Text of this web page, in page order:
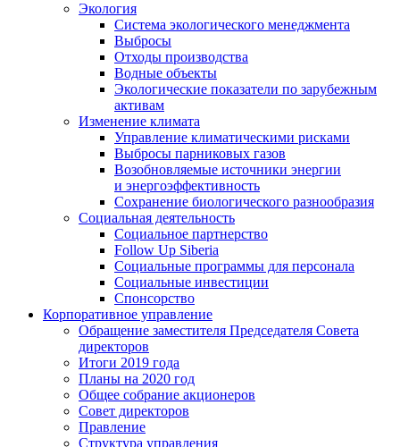
Экология
Система экологического менеджмента
Выбросы
Отходы производства
Водные объекты
Экологические показатели по зарубежным
активам
Изменение климата
Управление климатическими рисками
Выбросы парниковых газов
Возобновляемые источники энергии
и энергоэффективность
Сохранение биологического разнообразия
Социальная деятельность
Социальное партнерство
Follow Up Siberia
Социальные программы для персонала
Социальные инвестиции
Спонсорство
Корпоративное управление
Обращение заместителя Председателя Совета
директоров
Итоги 2019 года
Планы на 2020 год
Общее собрание акционеров
Совет директоров
Правление
Структура управления